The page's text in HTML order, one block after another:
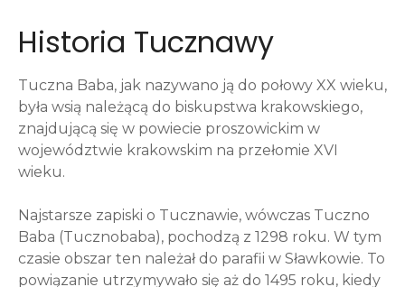
Historia Tucznawy
Tuczna Baba, jak nazywano ją do połowy XX wieku,
była wsią należącą do biskupstwa krakowskiego,
znajdującą się w powiecie proszowickim w
województwie krakowskim na przełomie XVI
wieku.
Najstarsze zapiski o Tucznawie, wówczas Tuczno
Baba (Tucznobaba), pochodzą z 1298 roku. W tym
czasie obszar ten należał do parafii w Sławkowie. To
powiązanie utrzymywało się aż do 1495 roku, kiedy